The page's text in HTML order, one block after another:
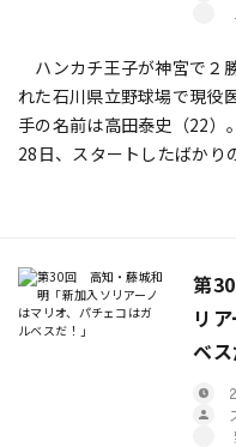
ハンカチ王子が神宮で２
れた石川県立野球場で現
手の名前は高田泰史（22）
28日、スタートしたばかり
は新潟アルビレックスＢＣ
を失ったところでマウンド
な。クリーンヒットは１本
だ。この失敗を次に生かせ
第
リ
ベス